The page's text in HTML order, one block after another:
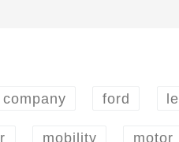
company ford
mobility motor